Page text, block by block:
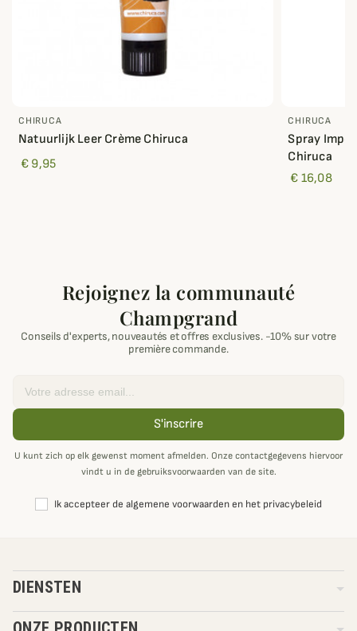
CHIRUCA
Natuurlijk Leer Crème Chiruca
€ 9,95
CHIRUCA
Spray
Chiruca
€ 16,08
Rejoignez la communauté
Champgrand
Conseils d'experts, nouveautés et offres exclusives. -10% sur votre
première commande.
S'inscrire
U kunt zich op elk gewenst moment afmelden. Onze contactgegevens hiervoor
vindt u in de gebruiksvoorwaarden van de site.
Ik accepteer de algemene voorwaarden en het privacybeleid
DIENSTEN